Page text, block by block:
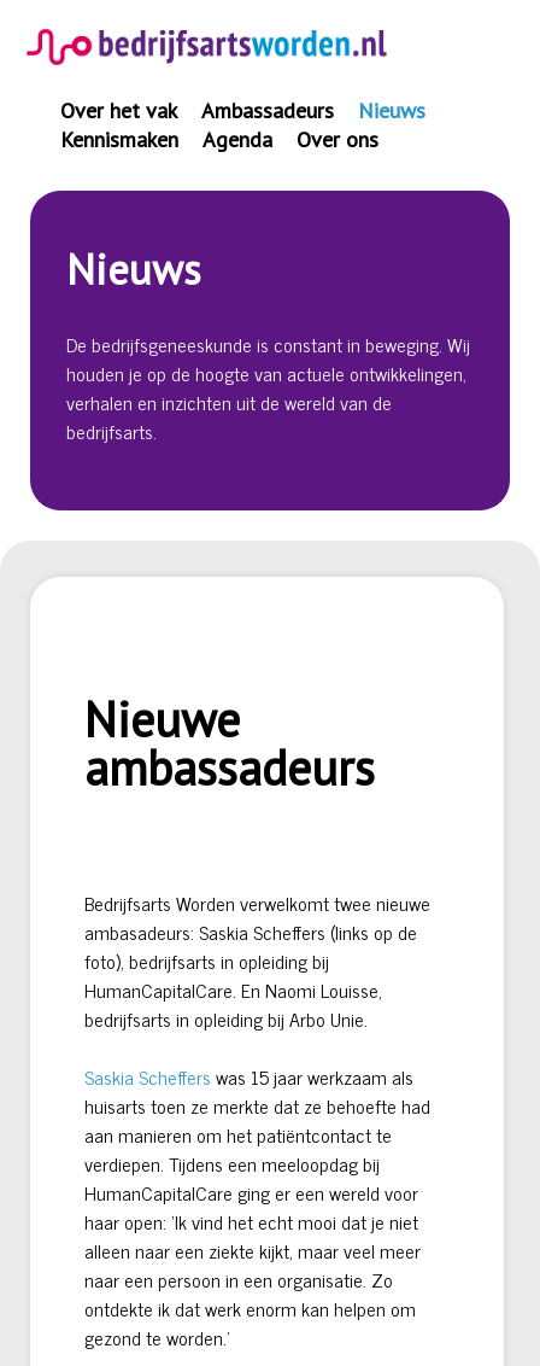
naar
inhoud
Over het vak Ambassadeurs
Nieuws
Kennismaken
Agenda Over ons
Nieuws
De bedrijfsgeneeskunde is constant in beweging. Wij
houden je op de hoogte van actuele ontwikkelingen,
verhalen en inzichten uit de wereld van de
bedrijfsarts.
Nieuwe
ambassadeurs
Bedrijfsarts Worden verwelkomt twee nieuwe
ambasadeurs: Saskia Scheffers (links op de
foto), bedrijfsarts in opleiding bij
HumanCapitalCare. En Naomi Louisse,
bedrijfsarts in opleiding bij Arbo Unie.
Saskia Schefferswas 15 jaar werkzaam als
huisarts toen ze merkte dat ze behoefte had
aan manieren om het patiëntcontact te
verdiepen. Tijdens een meeloopdag bij
HumanCapitalCare ging er een wereld voor
haar open: ‘Ik vind het echt mooi dat je niet
alleen naar een ziekte kijkt, maar veel meer
naar een persoon in een organisatie. Zo
ontdekte ik dat werk enorm kan helpen om
gezond te worden.’